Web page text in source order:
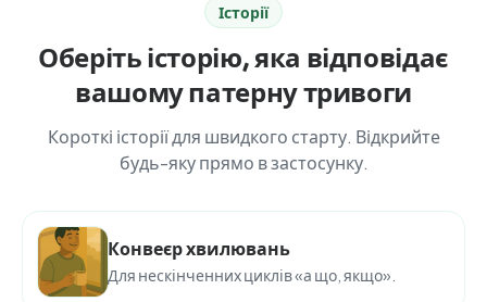
Історії
Оберіть історію, яка відповідає
вашому патерну тривоги
Короткі історії для швидкого старту. Відкрийте
будь-яку прямо в застосунку.
Конвеєр хвилювань
Для нескінченних циклів «а що, якщо».